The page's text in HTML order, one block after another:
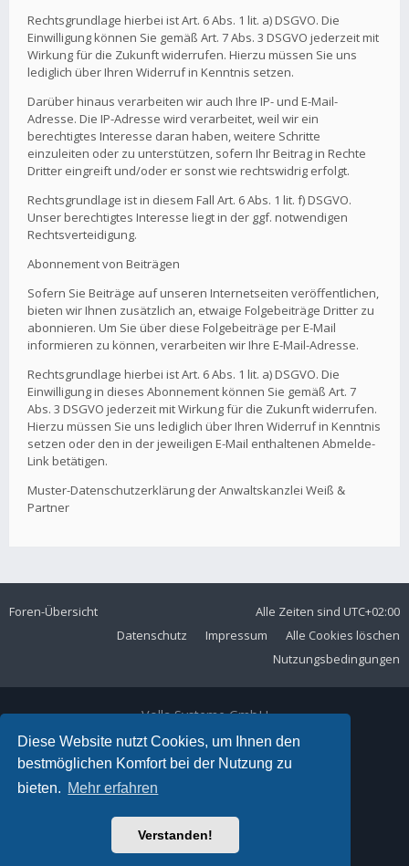
Diese Website nutzt Cookies, um Ihnen den
bestmöglichen Komfort bei der Nutzung zu
bieten. Mehr erfahren
Verstanden!
Rechtsgrundlage hierbei ist Art. 6 Abs. 1 lit. a) DSGVO. Die
Einwilligung können Sie gemäß Art. 7 Abs. 3 DSGVO jederzeit mit
Wirkung für die Zukunft widerrufen. Hierzu müssen Sie uns
lediglich über Ihren Widerruf in Kenntnis setzen.
Darüber hinaus verarbeiten wir auch Ihre IP- und E-Mail-
Adresse. Die IP-Adresse wird verarbeitet, weil wir ein
berechtigtes Interesse daran haben, weitere Schritte
einzuleiten oder zu unterstützen, sofern Ihr Beitrag in Rechte
Dritter eingreift und/oder er sonst wie rechtswidrig erfolgt.
Rechtsgrundlage ist in diesem Fall Art. 6 Abs. 1 lit. f) DSGVO.
Unser berechtigtes Interesse liegt in der ggf. notwendigen
Rechtsverteidigung.
Abonnement von Beiträgen
Sofern Sie Beiträge auf unseren Internetseiten veröffentlichen,
bieten wir Ihnen zusätzlich an, etwaige Folgebeiträge Dritter zu
abonnieren. Um Sie über diese Folgebeiträge per E-Mail
informieren zu können, verarbeiten wir Ihre E-Mail-Adresse.
Rechtsgrundlage hierbei ist Art. 6 Abs. 1 lit. a) DSGVO. Die
Einwilligung in dieses Abonnement können Sie gemäß Art. 7
Abs. 3 DSGVO jederzeit mit Wirkung für die Zukunft widerrufen.
Hierzu müssen Sie uns lediglich über Ihren Widerruf in Kenntnis
setzen oder den in der jeweiligen E-Mail enthaltenen Abmelde-
Link betätigen.
Muster-Datenschutzerklärung der Anwaltskanzlei Weiß &
Partner
Foren-Übersicht Alle Zeiten sind UTC+02:00
Alle Cookies löschen
Impressum
Datenschutz
Nutzungsbedingungen
Volla Systeme GmbH
Kölner Straße 102
42897 Remscheid
Telefon:+49 2191 59897 61
E-Mail:
Ariki Theme by